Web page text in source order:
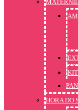
HORA DO